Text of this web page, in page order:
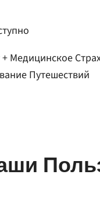
Медицинское
Путешествий